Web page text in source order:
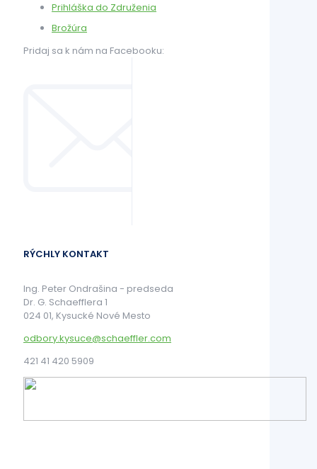
Prihláška do Združenia
Brožúra
Pridaj sa k nám na Facebooku:
RÝCHLY KONTAKT
Ing. Peter Ondrašina - predseda
Dr. G. Schaefflera 1
024 01, Kysucké Nové Mesto
odbory.kysuce@schaeffler.com
421 41 420 5909